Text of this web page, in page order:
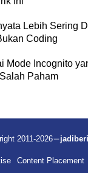
Lebih Sering
Coding
Mode Incognito
Paham
2011-2026
Content Placement